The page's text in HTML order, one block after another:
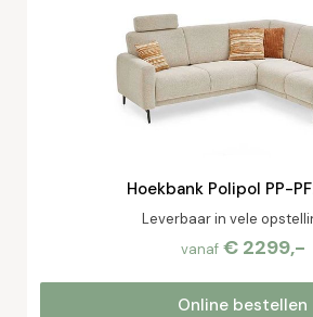
Hoekbank Polipol PP-
Leverbaar in vele
vanaf € 2299,-
Online bestellen